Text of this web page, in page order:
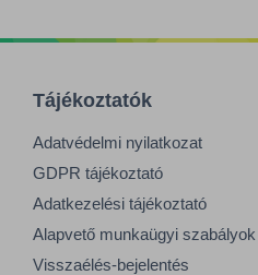
Tájékoztatók
Adatvédelmi nyilatkozat
GDPR tájékoztató
Adatkezelési tájékoztató
Alapvető munkaügyi szabályok
Visszaélés-bejelentés